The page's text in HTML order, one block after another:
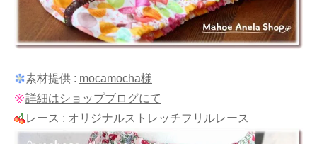
素材提供 : mocamocha様
詳細はショップブログにて
レース : オリジナルストレッチフリルレース